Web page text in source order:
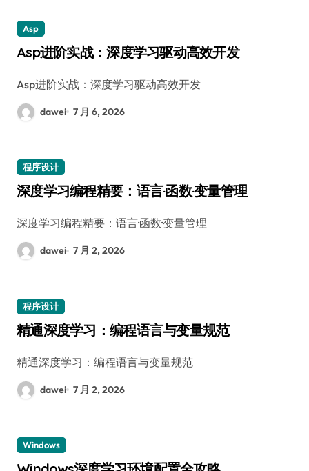
Asp
Asp进阶实战：深度学习驱动高效开发
Asp进阶实战：深度学习驱动高效开发
dawei 7 月 6, 2026
程序设计
深度学习编程精要：语言·函数·变量管理
深度学习编程精要：语言·函数·变量管理
dawei 7 月 2, 2026
程序设计
精通深度学习：编程语言与变量规范
精通深度学习：编程语言与变量规范
dawei 7 月 2, 2026
Windows